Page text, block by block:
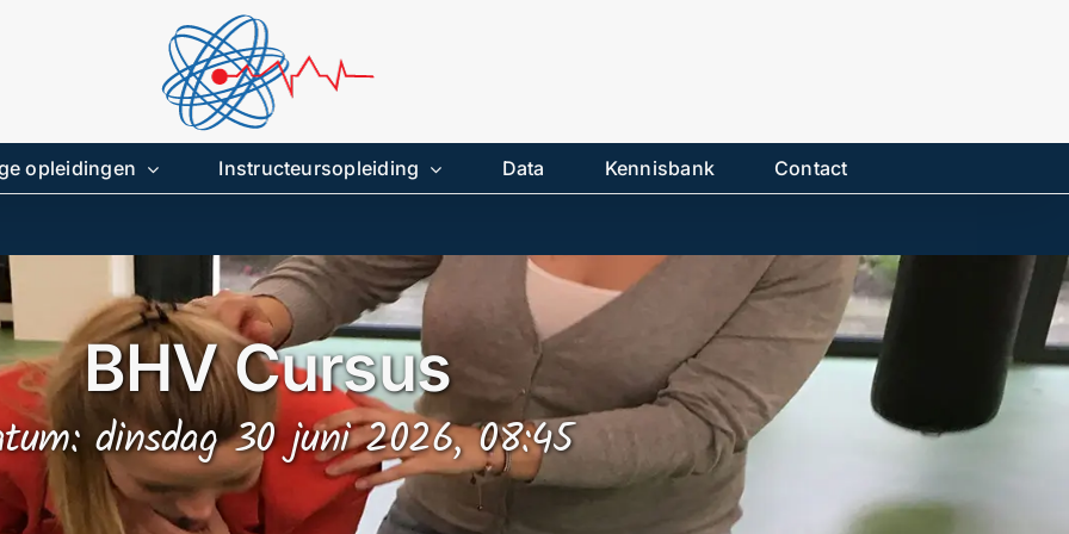
opleidingen Instructeursopleiding Data Kennisbank Contact
BHV Cursus
dinsdag 30 juni 2026, 08:45